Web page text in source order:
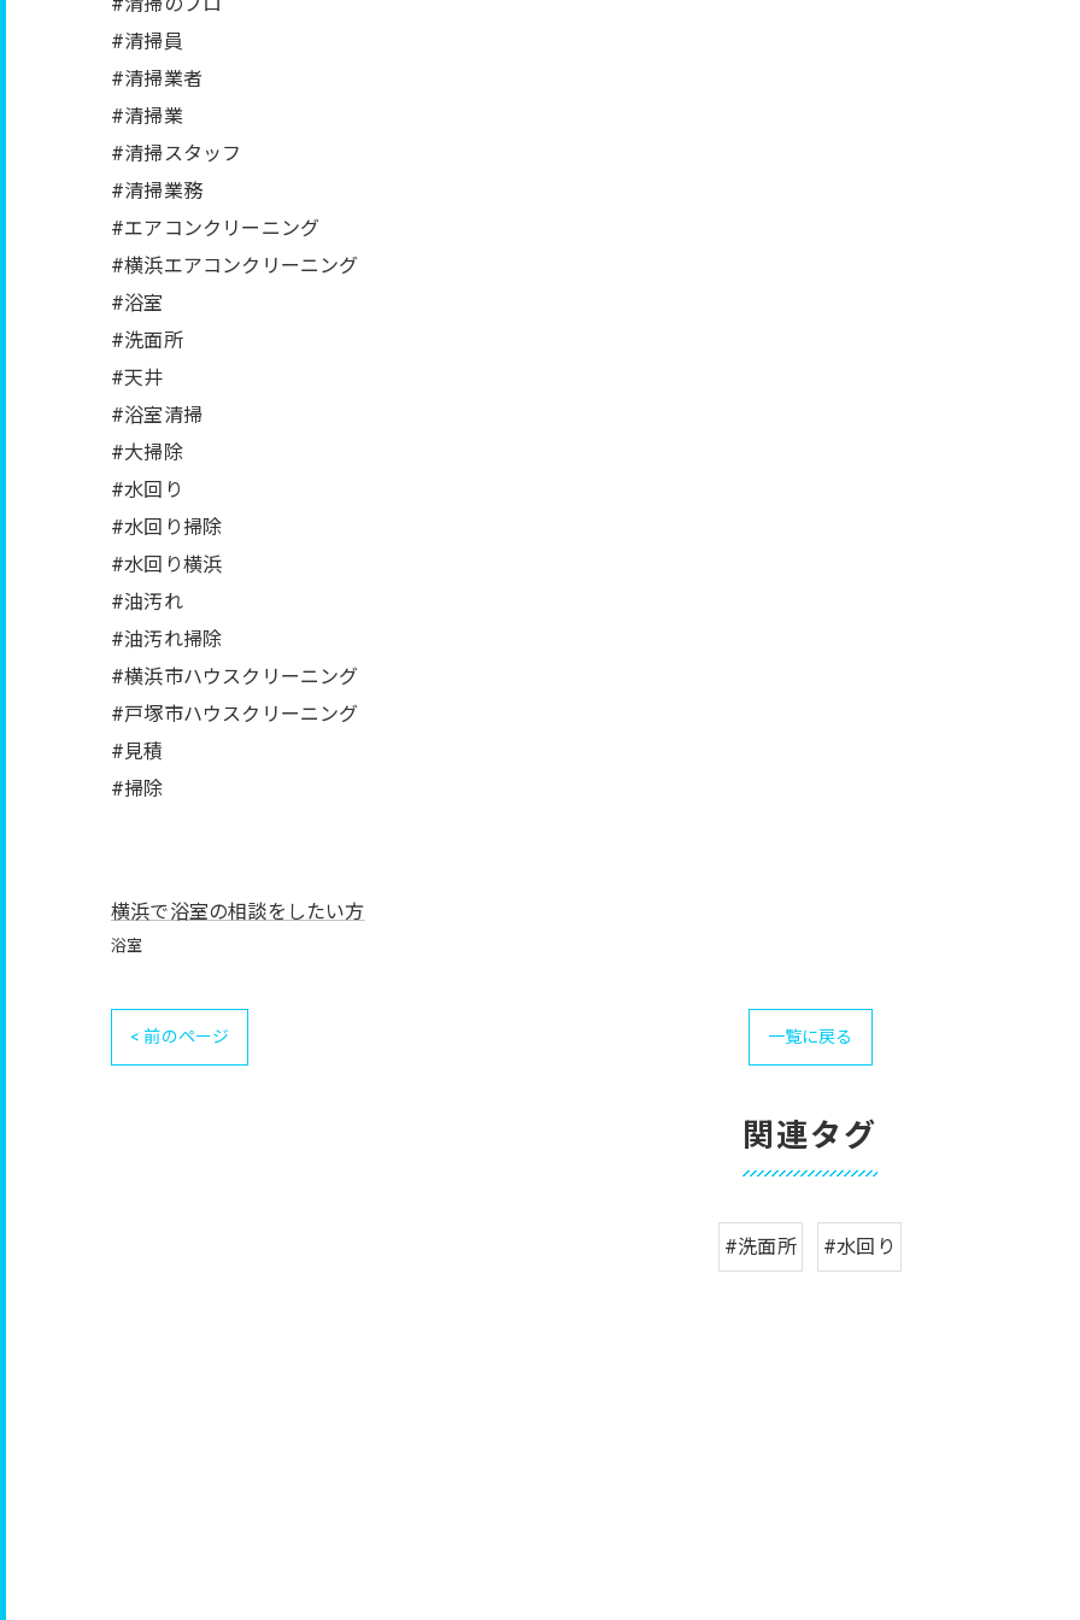
#清掃員
#清掃業者
#清掃業
#清掃スタッフ
#清掃業務
#エアコンクリーニング
#横浜エアコンクリーニング
#浴室
#洗面所
#天井
#浴室清掃
#大掃除
#水回り
#水回り掃除
#水回り横浜
#油汚れ
#油汚れ掃除
#横浜市ハウスクリーニング
#戸塚市ハウスクリーニング
#見積
#掃除
横浜で浴室の相談をしたい方
浴室
< 前のページ 一覧に戻る
関連タグ
#洗面所 #水回り